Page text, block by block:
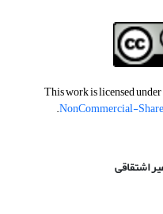
This work is licensed
NonCommercial-
.
اشتقاقی